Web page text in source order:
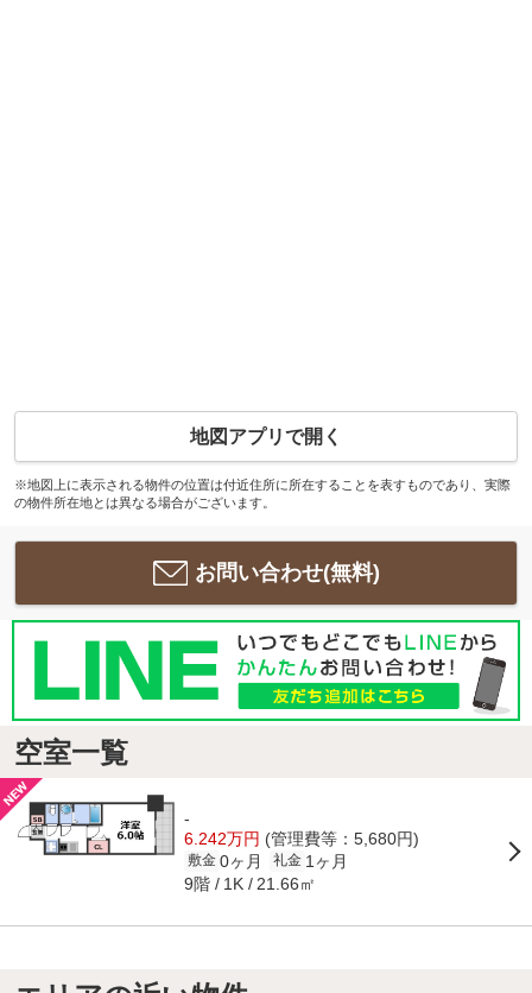
地図アプリで開く
※地図上に表示される物件の位置は付近住所に所在することを表すものであり、実際
の物件所在地とは異なる場合がございます。
お問い合わせ(無料)
空室一覧
-
6.242万円 (管理費等：5,680円)
敷金 0ヶ月 礼金 1ヶ月
9階 1K 21.66㎡